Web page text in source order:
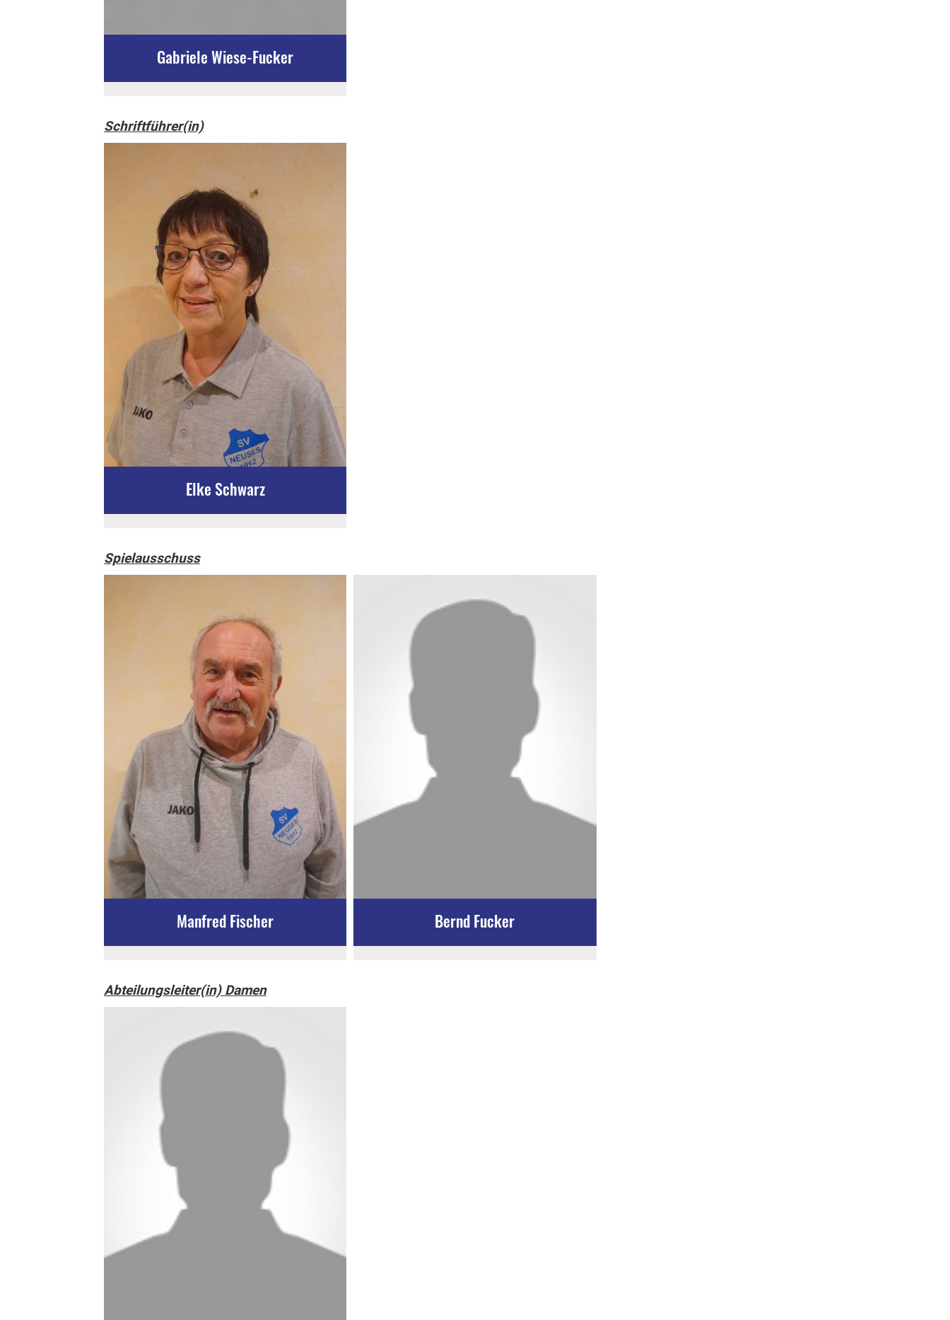
Gabriele Wiese-Fucker
Schriftführer(in)
Elke Schwarz
Spielausschuss
Manfred Fischer Bernd Fucker
Abteilungsleiter(in) Damen